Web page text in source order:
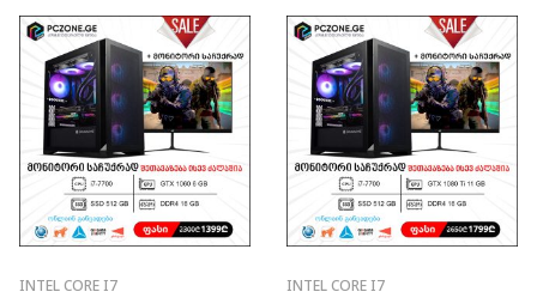
INTEL CORE I7 INTEL CORE I7